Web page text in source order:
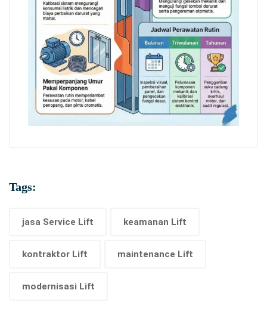
Tags:
jasa Service Lift keamanan Lift
kontraktor Lift maintenance Lift
modernisasi Lift